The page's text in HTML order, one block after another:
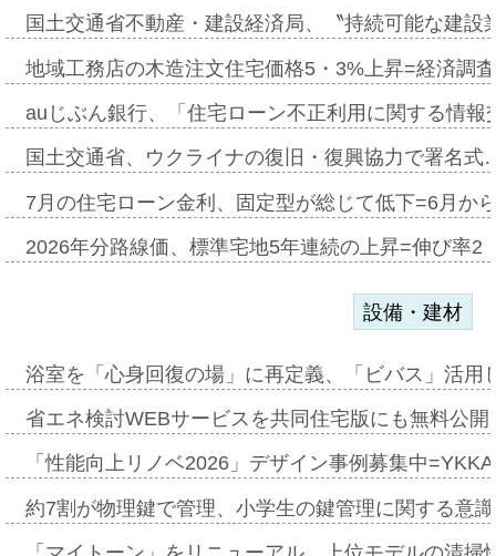
国土交通省不動産・建設経済局、〝持続可能な建
地域工務店の木造注文住宅価格5・3%上昇=経済調
auじぶん銀行、「住宅ローン不正利用に関する情
国土交通省、ウクライナの復旧・復興協力で署名
7月の住宅ローン金利、固定型が総じて低下=6月か
2026年分路線価、標準宅地5年連続の上昇=伸び率
設備・建材
浴室を「心身回復の場」に再定義、「ビバス」活
省エネ検討WEBサービスを共同住宅版にも無料公
「性能向上リノベ2026」デザイン事例募集中
約7割が物理鍵で管理、小学生の鍵管理に関する意